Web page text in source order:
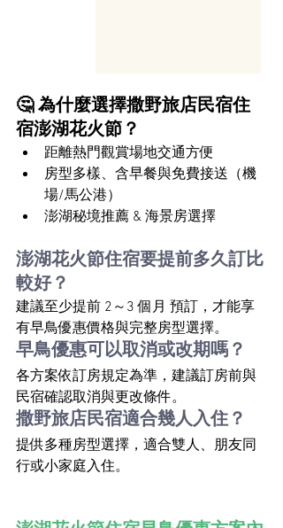
🤔 為什麼選擇撒野旅店民宿住
宿澎湖花火節？
距離熱門觀賞場地交通方便
房型多樣、含早餐與免費接送（機
場/馬公港）
澎湖秘境推薦 & 海景房選擇
澎湖花火節住宿要提前多久訂比
較好？
建議至少提前 2～3 個月 預訂，才能享
有早鳥優惠價格與完整房型選擇。
早鳥優惠可以取消或改期嗎？
各方案依訂房規定為準，建議訂房前與
民宿確認取消與更改條件。
撒野旅店民宿適合幾人入住？
提供多種房型選擇，適合雙人、朋友同
行或小家庭入住。